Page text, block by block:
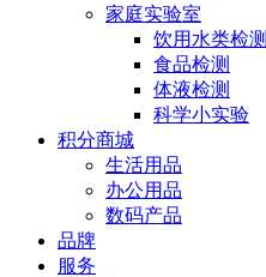
家庭实验室
饮用水类检测
食品检测
体液检测
科学小实验
积分商城
生活用品
办公用品
数码产品
品牌
服务